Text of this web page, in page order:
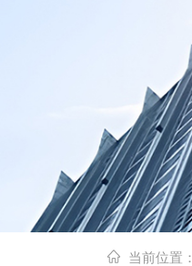
当前位置：